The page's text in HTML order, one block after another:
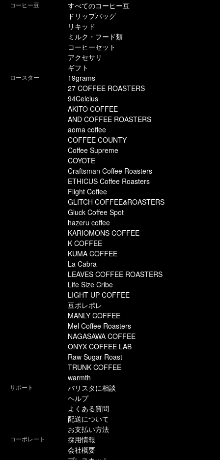
コーヒー豆
すべてのコーヒー豆
ドリップバッグ
リキッド
ミルク・フード類
コーヒーセット
アクセサリ
ギフト
ロースター
19grams
27 COFFEE ROASTERS
94Celcius
AKITO COFFEE
AND COFFEE ROASTERS
aoma coffee
COFFEE COUNTY
Coffee Supreme
COYOTE
Craftsman Coffee Roasters
ETHICUS Coffee Roasters
Flight Coffee
GLITCH COFFEE&ROASTERS
Gluck Coffee Spot
hazeru coffee
KARIOMONS COFFEE
K COFFEE
KUMA COFFEE
La Cabra
LEAVES COFFEE ROASTERS
Life Size Cribe
LIGHT UP COFFEE
豆ポレポレ
MANLY COFFEE
Mel Coffee Roasters
NAGASAWA COFFEE
ONYX COFFEE LAB
Raw Sugar Roast
TRUNK COFFEE
warmth
サポート
バリスタに相談
ヘルプ
よくある質問
配送について
お支払い方法
コーポレート
採用情報
会社概要